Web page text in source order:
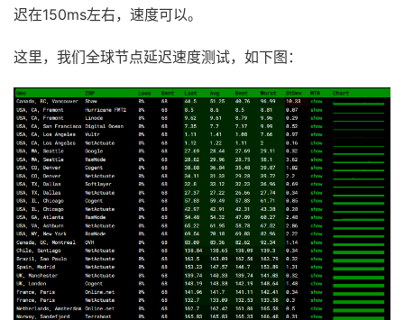
迟在150ms左右，速度可以。
这里，我们全球节点延迟速度测试，如下图：